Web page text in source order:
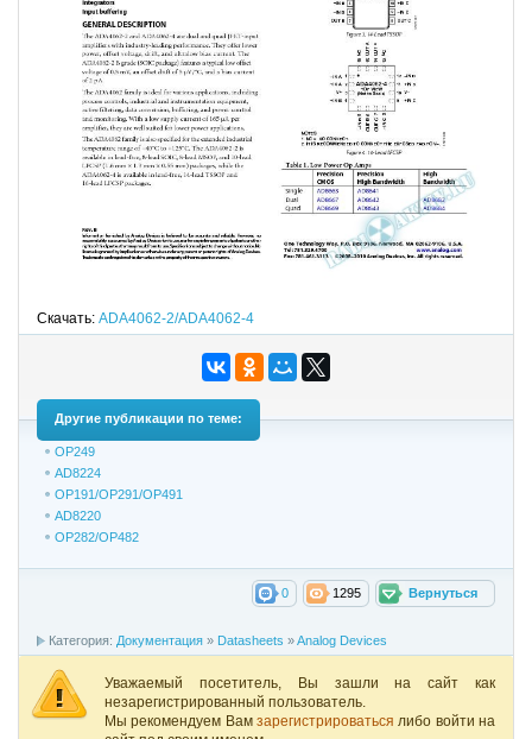
Скачать: ADA4062-2/ADA4062-4
Другие публикации по теме:
OP249
AD8224
OP191/OP291/OP491
AD8220
OP282/OP482
Вернуться
1295
0
Категория: Документация » Datasheets »Analog Devices
Уважаемый посетитель, Вы зашли на сайт как
незарегистрированный пользователь.
Мы рекомендуем Вам зарегистрироватьсялибо войти на